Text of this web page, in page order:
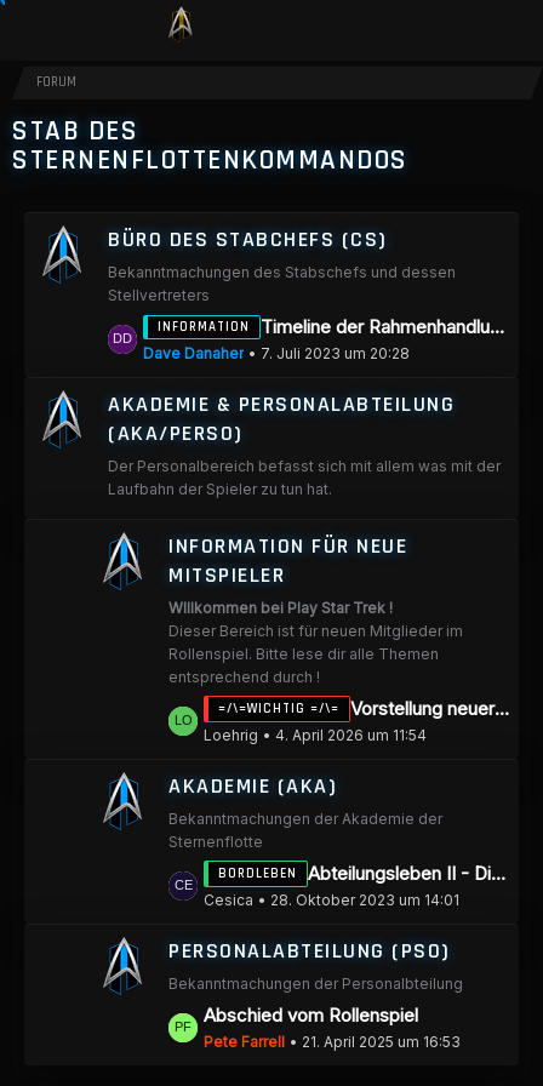
FORUM
STAB DES
STERNENFLOTTENKOMMANDOS
BÜRO DES STABCHEFS (CS)
Bekanntmachungen des Stabschefs und dessen
Stellvertreters
L
e
z
t
e
B
i
t
INFORMATION Timeline der Rahmenhandlung "Das Artefakt"
Dave Danaher 7. Juli 2023 um 20:28
AKADEMIE & PERSONALABTEILUNG
(AKA/PERSO)
Der Personalbereich befasst sich mit allem was mit der
Laufbahn der Spieler zu tun hat.
INFORMATION FÜR NEUE
MITSPIELER
WIllkommen bei Play Star Trek !
Dieser Bereich ist für neuen Mitglieder im
Rollenspiel. Bitte lese dir alle Themen
entsprechend durch !
L
e
z
t
e
B
i
ä
=/\=WICHTIG =/\= Vorstellung neuer Kadetten / Mitspieler
Loehrig 4. April 2026 um 11:54
AKADEMIE (AKA)
Bekanntmachungen der Akademie der
Sternenflotte
L
e
z
t
e
B
BORDLEBEN Abteilungsleben II - Die Reise geht weiter
Cesica 28. Oktober 2023 um 14:01
PERSONALABTEILUNG (PSO)
Bekanntmachungen der Personalbteilung
L
e
Abschied vom Rollenspiel
Pete Farrell 21. April 2025 um 16:53